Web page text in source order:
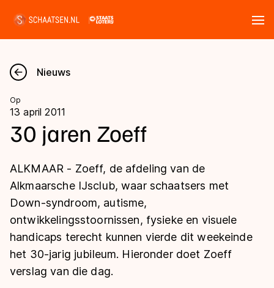
Nieuws
Kalender
Marathon
Langebaan
Inlineskaten
Kunstschaatsen
Uitslagen
Langebaan
Shorttrack
Marathon
Tijden & historie
Ranglijsten Langebaan
De weg op
Nieuws
Op
13 april 2011
30 jaren Zoeff
ALKMAAR - Zoeff, de afdeling van de
Alkmaarsche IJsclub, waar schaatsers met
Down-syndroom, autisme,
ontwikkelingsstoornissen, fysieke en visuele
handicaps terecht kunnen vierde dit weekeinde
het 30-jarig jubileum. Hieronder doet Zoeff
verslag van die dag.